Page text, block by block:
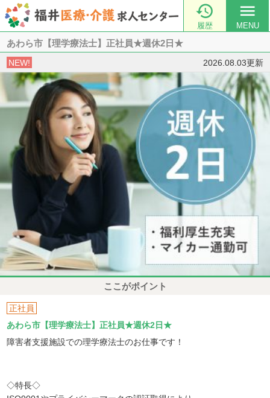

履歴
menu
MENU
あわら市【理学療法士】正社員★週休2日★
NEW! 2026.08.03更新
ここがポイント
正社員
あわら市【理学療法士】正社員★週休2日★
障害者支援施設での理学療法士のお仕事です！
◇特長◇